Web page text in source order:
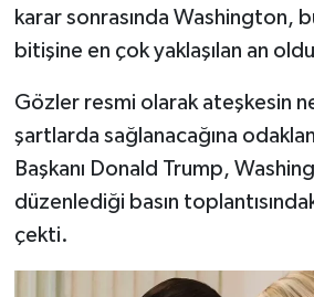
karar sonrasında Washington,
bitişine en çok yaklaşılan an
Gözler resmi olarak ateşkesin
şartlarda sağlanacağına
Başkanı Donald Trump,
düzenlediği basın
çekti.